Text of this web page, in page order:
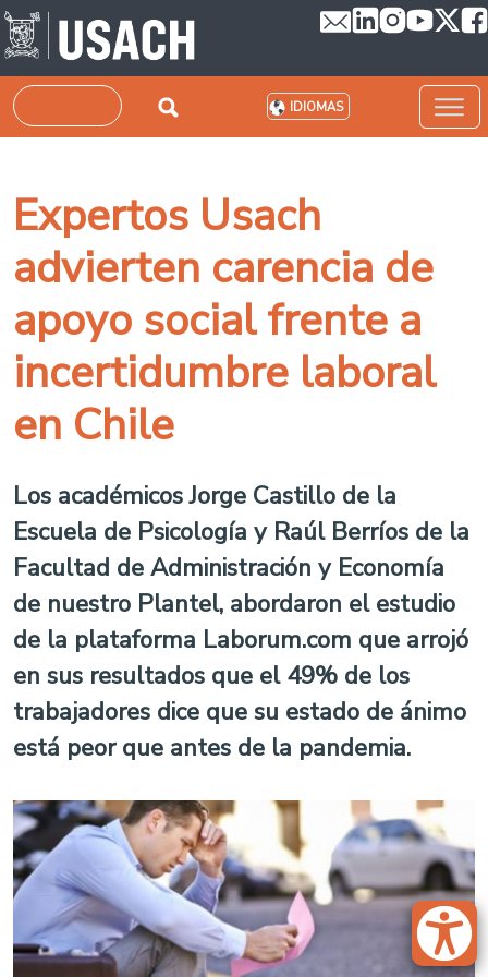
Pasar al contenido principal
Buscar IDIOMAS
Expertos Usach
advierten carencia de
apoyo social frente a
incertidumbre laboral
en Chile
Los académicos Jorge Castillo de la
Escuela de Psicología y Raúl Berríos de la
Facultad de Administración y Economía
de nuestro Plantel, abordaron el estudio
de la plataforma Laborum.com que arrojó
en sus resultados que el 49% de los
trabajadores dice que su estado de ánimo
está peor que antes de la pandemia.